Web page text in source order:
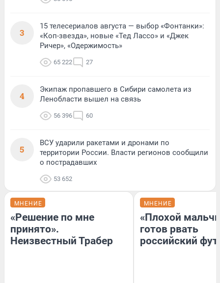
3
15 телесериалов августа — выбор «Фонтанки»:
«Коп-звезда», новые «Тед Лассо» и «Джек
Ричер», «Одержимость»
65 222 27
4
Экипаж пропавшего в Сибири самолета из
Ленобласти вышел на связь
56 396 60
5
ВСУ ударили ракетами и дронами по
территории России. Власти регионов сообщили
о пострадавших
53 652
МНЕНИЕ
«Решение по мне
принято».
Неизвестный Трабер
МНЕНИЕ
«Плохой
готов рвать
российский